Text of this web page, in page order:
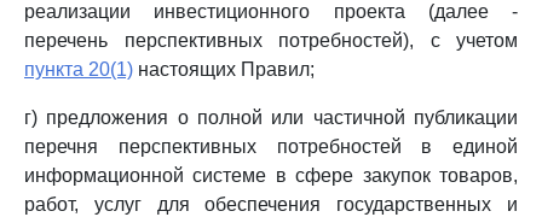
реализации инвестиционного проекта (далее -
перечень перспективных потребностей), с учетом
пункта 20(1) настоящих Правил;
г) предложения о полной или частичной публикации
перечня перспективных потребностей в единой
информационной системе в сфере закупок товаров,
работ, услуг для обеспечения государственных и